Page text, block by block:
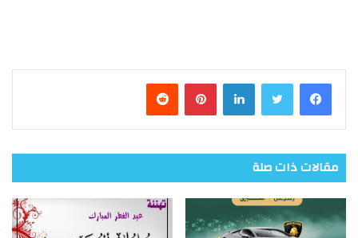
فيسبوك تويتر لينكدإن بينتيريست
مقالات ذات صلة